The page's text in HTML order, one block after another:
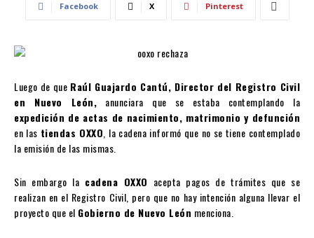
Facebook X Pinterest
Luego de que Raúl Guajardo Cantú, Director del Registro Civil
en Nuevo León, anunciara que se estaba contemplando la
expedición de actas de nacimiento, matrimonio y defunción
en las tiendas OXXO , la cadena informó que no se tiene contemplado
la emisión de las mismas.
Sin embargo la cadena OXXO acepta pagos de trámites que se
realizan en el Registro Civil, pero que no hay intención alguna llevar el
proyecto que el Gobierno de Nuevo León menciona.